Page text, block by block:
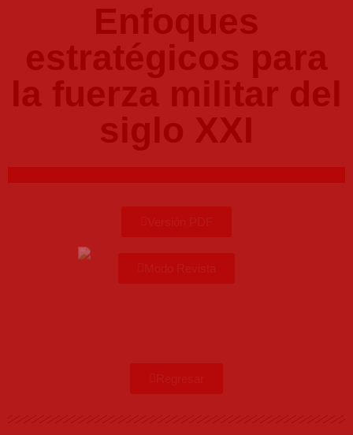
Enfoques
estratégicos para
la fuerza militar del
siglo XXI